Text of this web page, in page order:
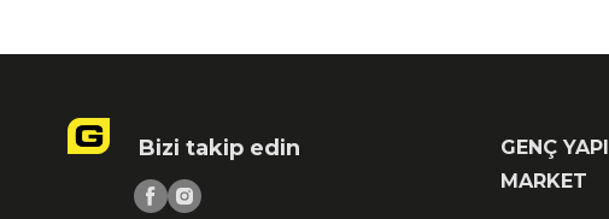
Bizi takip edin
GENÇ YAPI
MARKET